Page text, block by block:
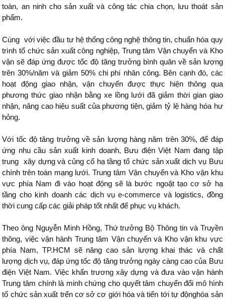
toàn, an ninh cho sản xuất và công tác chia chọn, lưu thoát sản
phẩm.
Cùng với việc đầu tư hệ thống công nghệ thông tin, chuẩn hóa quy
trình tổ chức sản xuất công nghiệp, Trung tâm Vận chuyển và Kho
vận sẽ đáp ứng được tốc độ tăng trưởng bình quân về sản lượng
trên 30%/năm và giảm 50% chi phí nhân công. Bên cạnh đó, các
hoạt động giao nhận, vận chuyển được thực hiện thông qua
phương thức giao nhận bằng xe lồng lưới đã giảm thời gian giao
nhận, nâng cao hiệu suất của phương tiện, giảm tỷ lệ hàng hóa hư
hỏng.
Với tốc độ tăng trưởng về sản lượng hàng năm trên 30%, để đáp
ứng nhu cầu sản xuất kinh doanh, Bưu điện Việt Nam đang tập
trung xây dựng và củng cố hạ tầng tổ chức sản xuất dịch vụ Bưu
chính trên toàn mạng lưới. Trung tâm Vận chuyển và Kho vận khu
vực phía Nam đi vào hoạt động sẽ là bước ngoặt tạo cơ sở hạ
tầng cho kinh doanh các dịch vụ e-commerce và logistics, đồng
thời cung cấp các giải pháp tốt nhất để phục vụ khách.
Theo ông Nguyễn Minh Hồng, Thứ trưởng Bộ Thông tin và Truyền
thông, việc vận hành Trung tâm Vận chuyển và Kho vận khu vực
phía Nam, TP.HCM sẽ nâng cao sản lượng khai thác và chất
lượng dịch vụ, đáp ứng tốc độ tăng trưởng ngày càng cao của Bưu
điện Việt Nam. Việc khẩn trương xây dựng và đưa vào vận hành
Trung tâm chính là minh chứng cho quyết tâm chuyển đổi mô hình
tổ chức sản xuất trển cơ sở cơ giới hóa và tiến tới tự độnghóa sản